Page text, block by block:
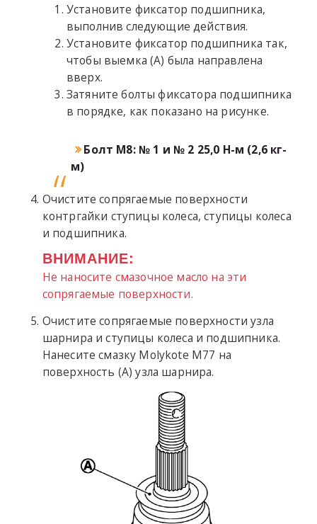
Установите фиксатор подшипника,
выполнив следующие действия.
Установите фиксатор подшипника так,
чтобы выемка (A) была направлена
вверх.
Затяните болты фиксатора подшипника
в порядке, как показано на рисунке.
Болт M8: № 1 и № 2 25,0 Н-м (2,6 кг-
м)
Очистите сопрягаемые поверхности
контргайки ступицы колеса, ступицы колеса
и подшипника.
ВНИМАНИЕ:
Не наносите смазочное масло на эти
сопрягаемые поверхности.
Очистите сопрягаемые поверхности узла
шарнира и ступицы колеса и подшипника.
Нанесите смазку Molykote M77 на
поверхность (A) узла шарнира.